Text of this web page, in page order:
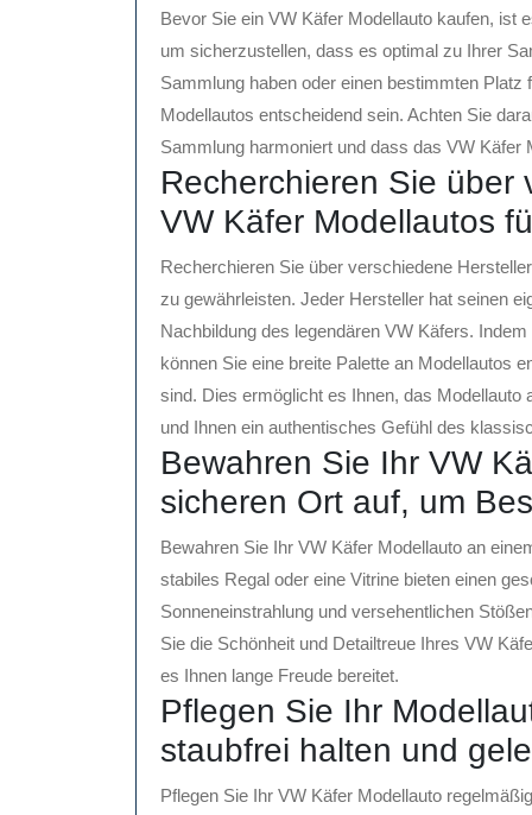
Bevor Sie ein VW Käfer Modellauto kaufen, ist
um sicherzustellen, dass es optimal zu Ihrer
Sammlung haben oder einen bestimmten
Modellautos entscheidend sein. Achten Sie
Sammlung harmoniert und dass das VW
Recherchieren Sie über
VW Käfer Modellautos
Recherchieren Sie über verschiedene
zu gewährleisten. Jeder Hersteller hat seinen
Nachbildung des legendären VW Käfers.
können Sie eine breite Palette an Modellautos
sind. Dies ermöglicht es Ihnen, das
und Ihnen ein authentisches Gefühl des
Bewahren Sie Ihr VW
sicheren Ort auf, um
Bewahren Sie Ihr VW Käfer Modellauto an
stabiles Regal oder eine Vitrine bieten einen
Sonneneinstrahlung und versehentlichen
Sie die Schönheit und Detailtreue Ihres VW
es Ihnen lange Freude bereitet.
Pflegen Sie Ihr
staubfrei halten und
Pflegen Sie Ihr VW Käfer Modellauto